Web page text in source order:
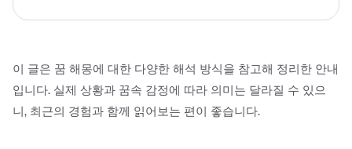
이 글은 꿈 해몽에 대한 다양한 해석 방식을 참고해 정리한 안내
입니다. 실제 상황과 꿈속 감정에 따라 의미는 달라질 수 있으
니, 최근의 경험과 함께 읽어보는 편이 좋습니다.